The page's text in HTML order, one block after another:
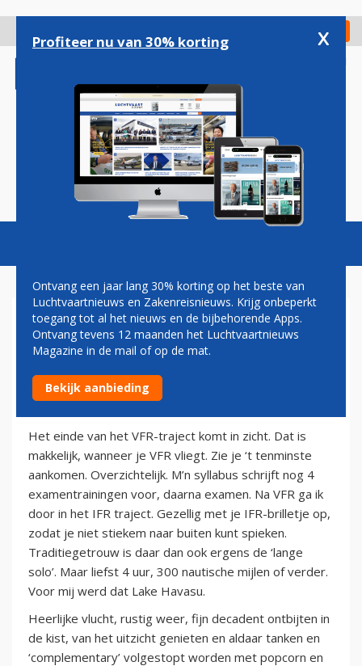
gaan
Check in
Magazine Podcasts Vacatures
CHRISTA KLOOSMAN:
REDDER IN NOOD
6 april 2011
Het einde van het VFR-traject komt in zicht. Dat is
makkelijk, wanneer je VFR vliegt. Zie je ‘t tenminste
aankomen. Overzichtelijk. M’n syllabus schrijft nog 4
examentrainingen voor, daarna examen. Na VFR ga ik
door in het IFR traject. Gezellig met je IFR-brilletje op,
zodat je niet stiekem naar buiten kunt spieken.
Traditiegetrouw is daar dan ook ergens de ‘lange
solo’. Maar liefst 4 uur, 300 nautische mijlen of verder.
Voor mij werd dat Lake Havasu.
Heerlijke vlucht, rustig weer, fijn decadent ontbijten in
de kist, van het uitzicht genieten en aldaar tanken en
‘complementary’ volgestopt worden met popcorn en
Profiteer nu van 30% korting x
Ontvang een jaar lang 30% korting op het beste van
Luchtvaartnieuws en Zakenreisnieuws. Krijg onbeperkt
toegang tot al het nieuws en de bijbehorende Apps.
Ontvang tevens 12 maanden het Luchtvaartnieuws
Magazine in de mail of op de mat.
Bekijk aanbieding